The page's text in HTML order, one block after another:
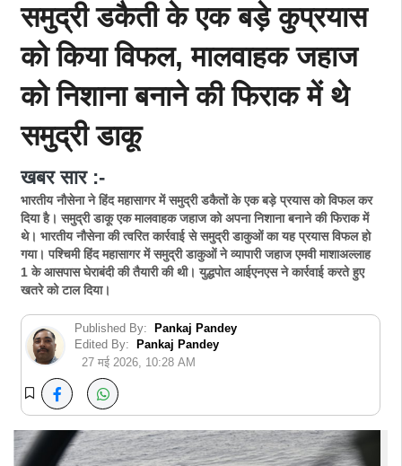
समुद्री डकैती के एक बड़े कुप्रयास
को किया विफल, मालवाहक जहाज
को निशाना बनाने की फिराक में थे
समुद्री डाकू
खबर सार :-
भारतीय नौसेना ने हिंद महासागर में समुद्री डकैतों के एक बड़े प्रयास को विफल कर
दिया है। समुद्री डाकू एक मालवाहक जहाज को अपना निशाना बनाने की फिराक में
थे। भारतीय नौसेना की त्वरित कार्रवाई से समुद्री डाकुओं का यह प्रयास विफल हो
गया। पश्चिमी हिंद महासागर में समुद्री डाकुओं ने व्यापारी जहाज एमवी माशाअल्लाह
1 के आसपास घेराबंदी की तैयारी की थी। युद्धपोत आईएनएस ने कार्रवाई करते हुए
खतरे को टाल दिया।
Published By:
Pankaj Pandey
Edited By:
Pankaj Pandey
27 मई 2026, 10:28 AM